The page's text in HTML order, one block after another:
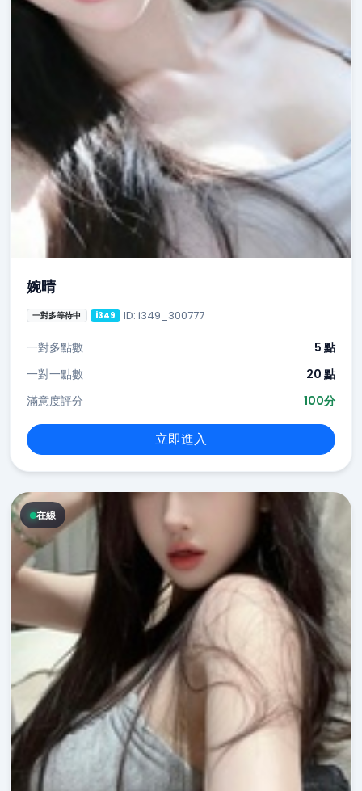
婉晴
一對多等待中 i349 ID: i349_300777
一對多點數
5 點
一對一點數
20 點
滿意度評分
100分
立即進入
在線